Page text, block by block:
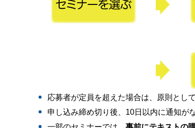
応募者が定員を超えた場合は、原則とし
申し込み締め切り後、10日以内に通知が